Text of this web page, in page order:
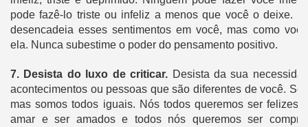
pode fazê-lo triste ou infeliz a menos que você o deixe.
desencadeia esses sentimentos em você, mas como
ela. Nunca subestime o poder do pensamento positivo.
7. Desista do luxo de criticar. Desista da sua
acontecimentos ou pessoas que são diferentes de você.
mas somos todos iguais. Nós todos queremos ser felizes,
amar e ser amados e todos nós queremos ser